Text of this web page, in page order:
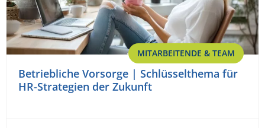
MITARBEITENDE & TEAM
Betriebliche Vorsorge | Schlüsselthema für
HR-Strategien der Zukunft